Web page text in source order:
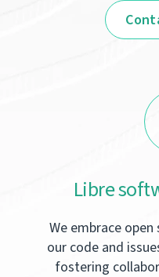
Libre
We embrace
our code and
fostering